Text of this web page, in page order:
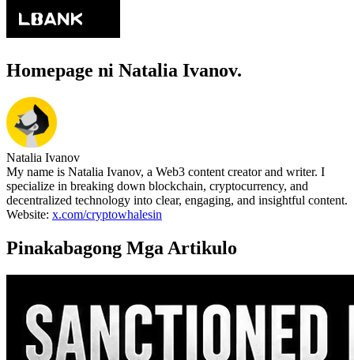
Homepage ni Natalia Ivanov.
Natalia Ivanov
My name is Natalia Ivanov, a Web3 content creator and writer. I
specialize in breaking down blockchain, cryptocurrency, and
decentralized technology into clear, engaging, and insightful content.
Website: x.com/cryptowhalesin
Pinakabagong Mga Artikulo